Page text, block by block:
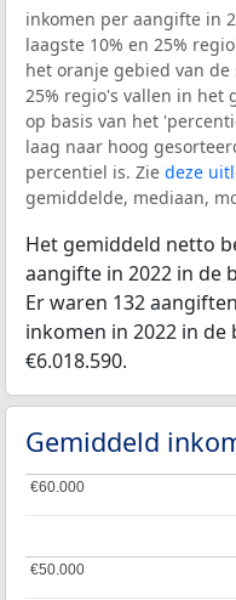
inkomen per aangifte in
laagste 10% en 25%
het oranje gebied van de
25% regio's vallen in het
op basis van het
laag naar hoog
percentiel is. Zie deze
gemiddelde, mediaan,
Het gemiddeld netto
aangifte in 2022 in de
Er waren 132
inkomen in 2022 in
€6.018.590.
Gemiddeld
€50.000
€50.000
€60.000
€60.000